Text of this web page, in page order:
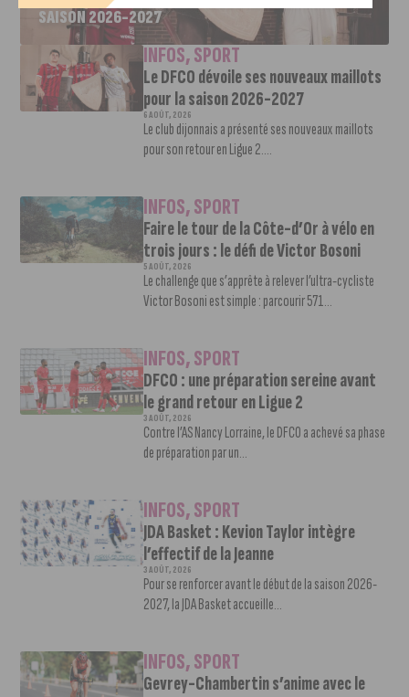
SAISON 2026-2027
INFOS,SPORT
Le DFCO dévoile ses nouveaux maillots
pour la saison 2026-2027
6 AOÛT, 2026
Le club dijonnais a présenté ses nouveaux maillots
pour son retour en Ligue 2....
INFOS,SPORT
Faire le tour de la Côte-d’Or à vélo en
trois jours : le défi de Victor Bosoni
5 AOÛT, 2026
Le challenge que s’apprête à relever l’ultra-cycliste
Victor Bosoni est simple : parcourir 571...
INFOS,SPORT
DFCO : une préparation sereine avant
le grand retour en Ligue 2
3 AOÛT, 2026
Contre l’AS Nancy Lorraine, le DFCO a achevé sa phase
de préparation par un...
INFOS,SPORT
JDA Basket : Kevion Taylor intègre
l’effectif de la Jeanne
3 AOÛT, 2026
Pour se renforcer avant le début de la saison 2026-
2027, la JDA Basket accueille...
INFOS,SPORT
Gevrey-Chambertin s’anime avec le